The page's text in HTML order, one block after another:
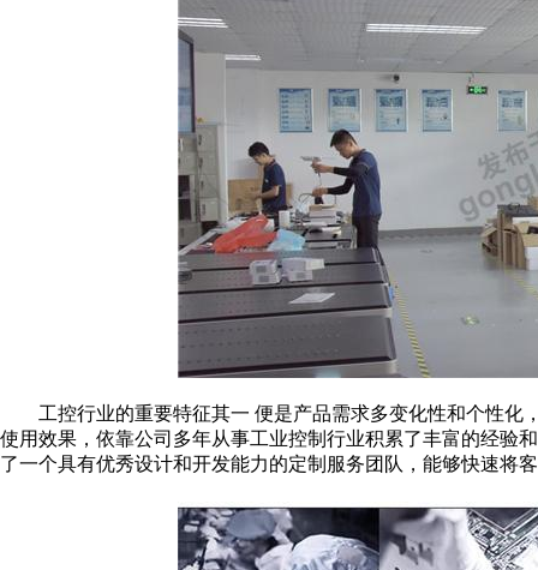
工控行业的重要特征其一 便是产品需求多变化性和个性化
使用效果，依靠公司多年从事工业控制行业积累了丰富的经验
了一个具有优秀设计和开发能力的定制服务团队，能够快速将